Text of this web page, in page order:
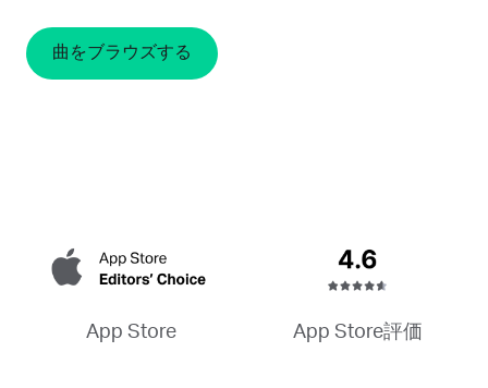
曲をブラウズする
App Store App Store評価